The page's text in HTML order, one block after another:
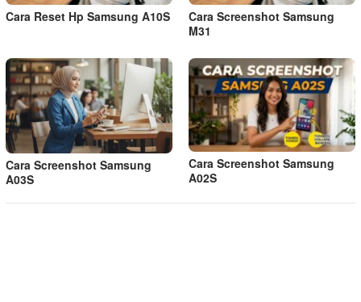
Cara Reset Hp Samsung A10S
Cara Screenshot Samsung
M31
Cara Screenshot Samsung
A03S
Cara Screenshot Samsung
A02S